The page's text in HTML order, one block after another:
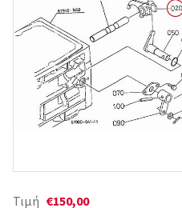
Τιμή €150,00